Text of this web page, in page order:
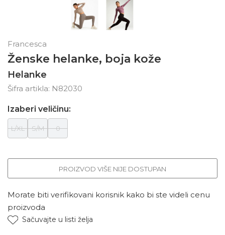
Francesca
Ženske helanke, boja kože
Helanke
Šifra artikla: N82030
Izaberi veličinu:
L/XL S/M 0
PROIZVOD VIŠE NIJE DOSTUPAN
Morate biti verifikovani korisnik kako bi ste videli cenu
proizvoda
Sačuvajte u listi želja